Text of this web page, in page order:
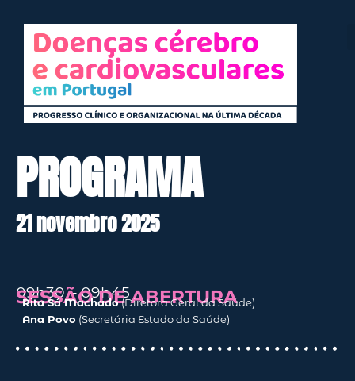
PROGRAMA
21 novembro 2025
09h30 – 09h45
SESSÃO DEABERTURA
Rita Sá Machado(Diretora Geral da Saúde)
Ana Povo (Secretária Estado da Saúde)